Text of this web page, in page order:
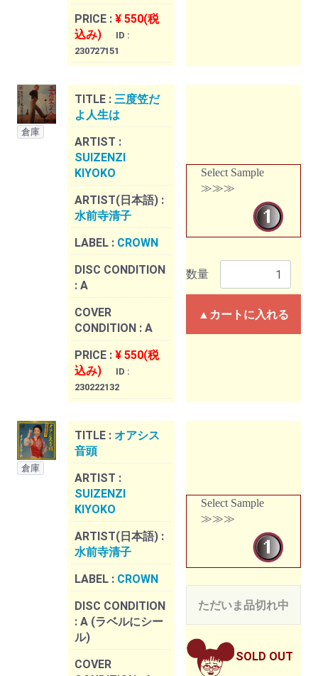
PRICE : ¥ 550(税
込み)
ID :
230727151
倉庫
TITLE : 三度笠だ
よ人生は
ARTIST :
SUIZENZI
KIYOKO
ARTIST(日本語) :
水前寺清子
LABEL : CROWN
DISC CONDITION
: A
COVER
CONDITION : A
PRICE : ¥ 550(税
込み)
ID :
230222132
Select Sample
≫≫≫
数量
▲カートに入れる
倉庫
TITLE : オアシス
音頭
ARTIST :
SUIZENZI
KIYOKO
ARTIST(日本語) :
水前寺清子
LABEL : CROWN
DISC CONDITION
: A (ラベルにシー
ル)
COVER
Select Sample
≫≫≫
ただいま品切れ中
SOLD OUT